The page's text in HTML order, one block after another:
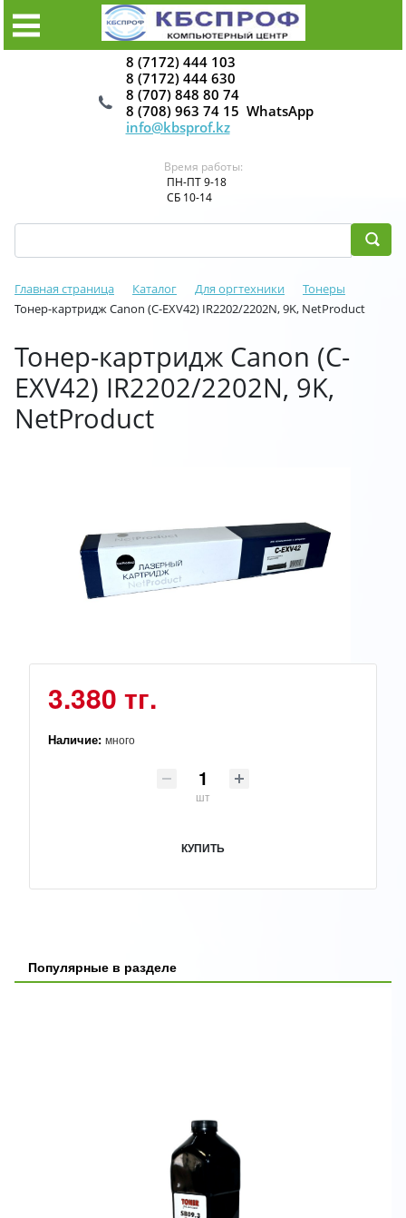
8 (7172) 444 103
8 (7172) 444 630
8 (707) 848 80 74
8 (708) 963 74 15 WhatsApp
info@kbsprof.kz
Время работы:
ПН-ПТ 9-18
СБ 10-14
Главная страница Каталог Для оргтехники
Тонеры
Тонер-картридж Canon (C-EXV42) IR2202/2202N, 9K, NetProduct
Тонер-картридж Canon (C-
EXV42) IR2202/2202N, 9K,
NetProduct
3.380 тг.
Наличие: много
шт
КУПИТЬ
Популярные в разделе